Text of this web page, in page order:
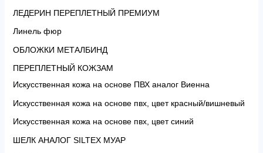
ЛЕДЕРИН ПЕРЕПЛЕТНЫЙ ПРЕМИУМ
Линель фюр
ОБЛОЖКИ МЕТАЛБИНД
ПЕРЕПЛЕТНЫЙ КОЖЗАМ
Искусственная кожа на основе ПВХ аналог Виенна
Искусственная кожа на основе пвх, цвет красный/вишневый
Искусственная кожа на основе пвх, цвет синий
ШЕЛК АНАЛОГ SILTEX МУАР